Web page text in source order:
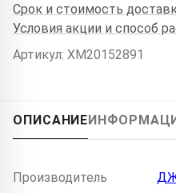
Срок и стоимость
Условия акции и способ
Артикул: XM20152891
ОПИСАНИЕ
Производитель